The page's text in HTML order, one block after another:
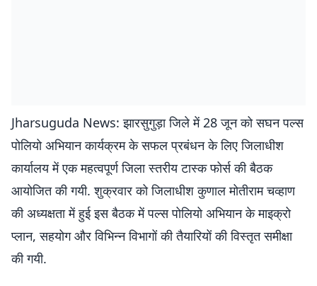
Jharsuguda News: झारसुगुड़ा जिले में 28 जून को सघन पल्स
पोलियो अभियान कार्यक्रम के सफल प्रबंधन के लिए जिलाधीश
कार्यालय में एक महत्वपूर्ण जिला स्तरीय टास्क फोर्स की बैठक
आयोजित की गयी. शुक्रवार को जिलाधीश कुणाल मोतीराम चव्हाण
की अध्यक्षता में हुई इस बैठक में पल्स पोलियो अभियान के माइक्रो
प्लान, सहयोग और विभिन्न विभागों की तैयारियों की विस्तृत समीक्षा
की गयी.